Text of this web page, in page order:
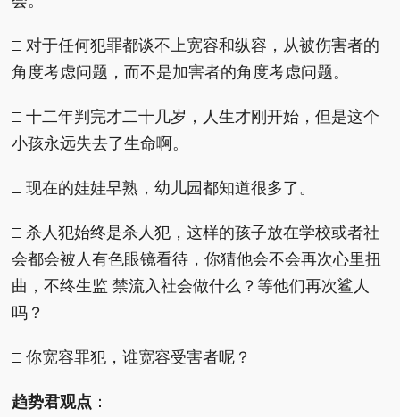
□ 对于任何犯罪都谈不上宽容和纵容，从被伤害者的
角度考虑问题，而不是加害者的角度考虑问题。
□ 十二年判完才二十几岁，人生才刚开始，但是这个
小孩永远失去了生命啊。
□ 现在的娃娃早熟，幼儿园都知道很多了。
□ 杀人犯始终是杀人犯，这样的孩子放在学校或者社
会都会被人有色眼镜看待，你猜他会不会再次心里扭
曲，不终生监 禁流入社会做什么？等他们再次鲨人
吗？
□ 你宽容罪犯，谁宽容受害者呢？
趋势君观点 ：